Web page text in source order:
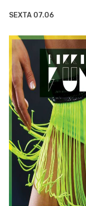
SEXTA 07.06